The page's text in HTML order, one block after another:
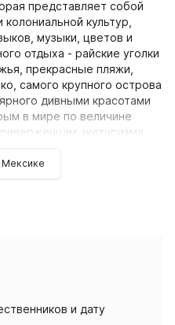
представляет собой
культур,
музыки, цветов и
отдыха - райские уголки
прекрасные пляжи,
самого крупного острова
дивными красотами
в мире по величине
экотуризма,
и дату